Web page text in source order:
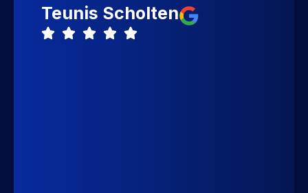
Teunis Scholten